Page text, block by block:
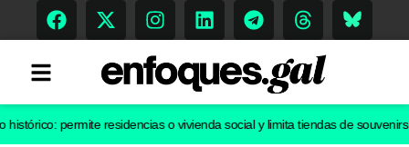
permite residencias o vivienda social y limita tiendas de souvenirs o